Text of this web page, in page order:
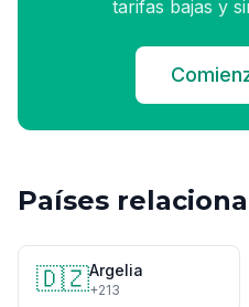
tarifas bajas y
Países
🇩🇿Argelia
+213